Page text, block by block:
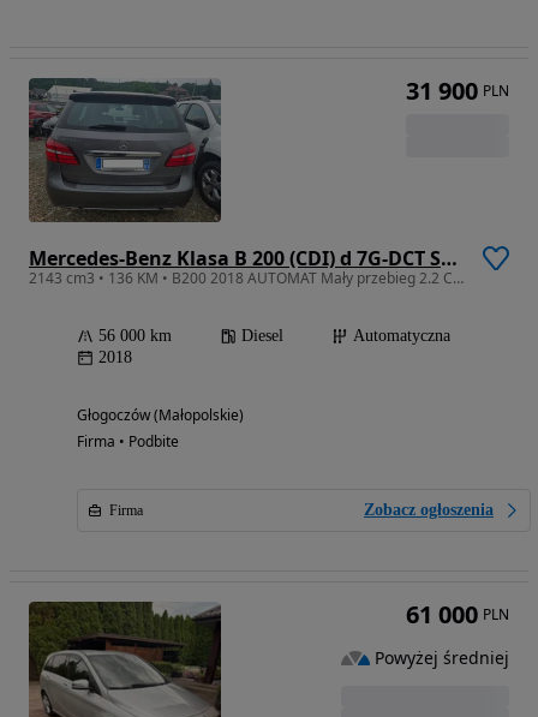
Mercedes-Benz Klasa B 200 (CDI) d 7G-DCT Style
2143 cm3 • 136 KM • B200 2018 AUTOMAT Mały przebieg 2.2 CDI Francja
56 000 km Diesel
Automatyczna
2018
Głogoczów (Małopolskie)
Firma • Podbite
Firma Zobacz ogłoszenia
31 900 PLN
61 000 PLN
Powyżej średniej